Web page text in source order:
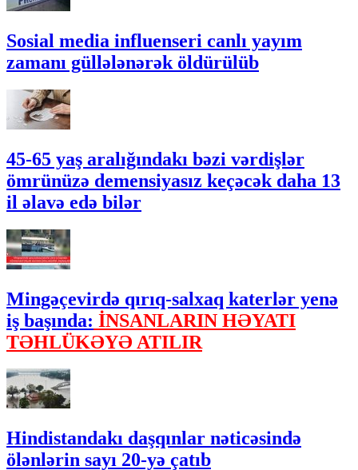
Sosial media influenseri canlı yayım
zamanı güllələnərək öldürülüb
45-65 yaş aralığındakı bəzi vərdişlər
ömrünüzə demensiyasız keçəcək daha 13
il əlavə edə bilər
Mingəçevirdə qırıq-salxaq katerlər yenə
iş başında: İNSANLARIN HƏYATI
TƏHLÜKƏYƏ ATILIR
Hindistandakı daşqınlar nəticəsində
ölənlərin sayı 20-yə çatıb